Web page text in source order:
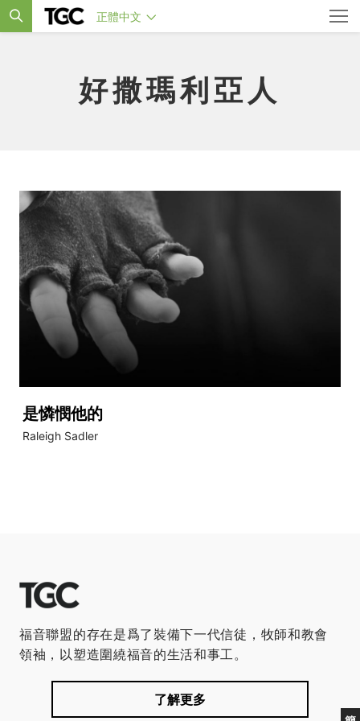
正體中文
好撒瑪利亞人
是憐憫他的
Raleigh Sadler
福音聯盟的存在是爲了裝備下一代信徒，牧師和教會
領袖，以塑造圍繞福音的生活和事工。
了解更多